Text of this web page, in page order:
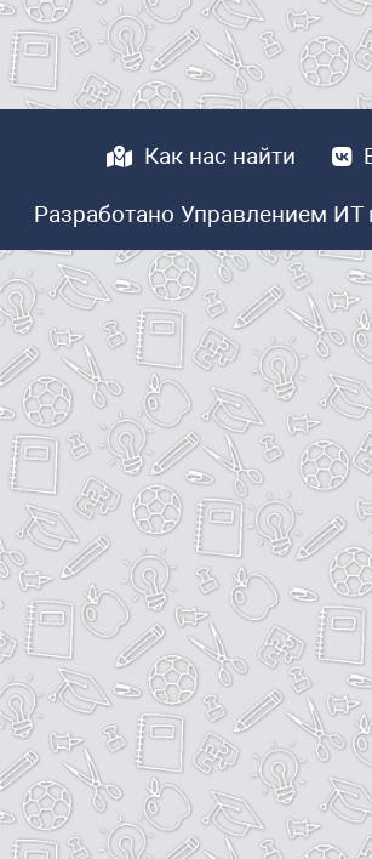
Как нас найти
Разработано Управлением ИТ